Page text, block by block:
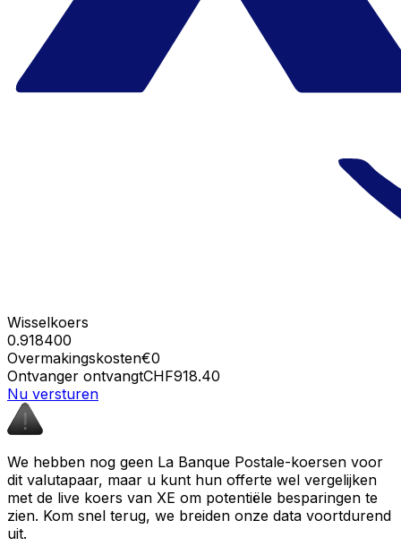
Wisselkoers
0.918400
Overmakingskosten€0
Ontvanger ontvangtCHF918.40
Nu versturen
We hebben nog geen La Banque Postale-koersen voor
dit valutapaar, maar u kunt hun offerte wel vergelijken
met de live koers van XE om potentiële besparingen te
zien. Kom snel terug, we breiden onze data voortdurend
uit.